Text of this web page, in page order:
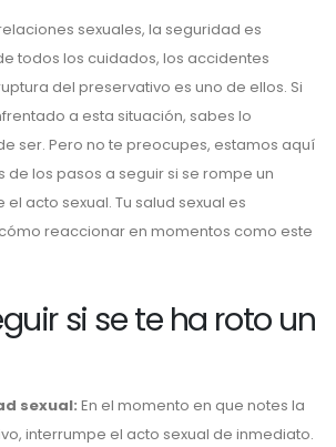
sexuales, la seguridad es
todos los cuidados, los accidentes
del preservativo es uno de ellos. Si
a esta situación, sabes lo
ser. Pero no te preocupes, estamos aquí
los pasos a seguir si se rompe un
acto sexual. Tu salud sexual es
reaccionar en momentos como este
si se te ha roto un
sexual: En el momento en que notes la
interrumpe el acto sexual de inmediato.